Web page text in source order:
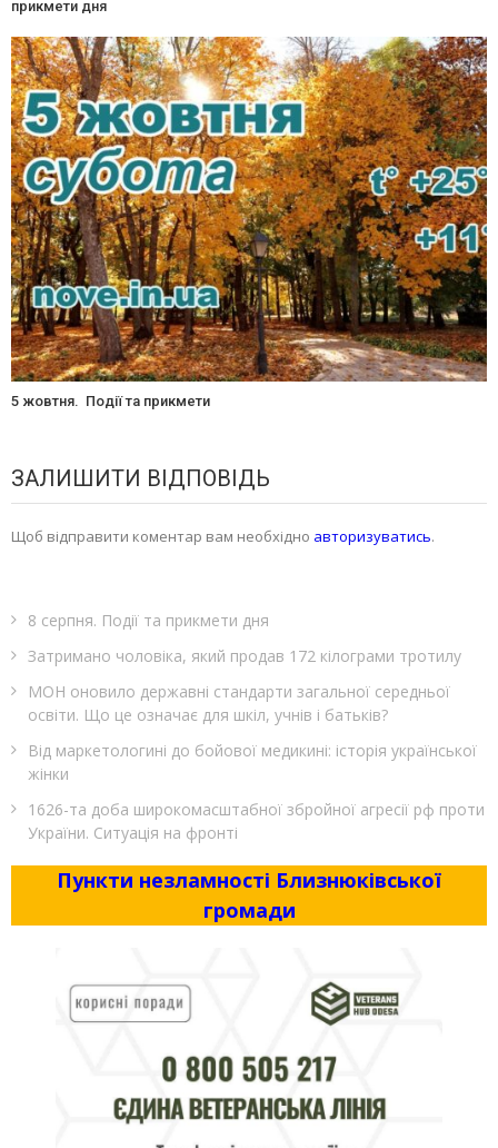
прикмети дня
5 жовтня. Події та прикмети
ЗАЛИШИТИ ВІДПОВІДЬ
Щоб відправити коментар вам необхідно авторизуватись.
8 серпня. Події та прикмети дня
Затримано чоловіка, який продав 172 кілограми тротилу
МОН оновило державні стандарти загальної середньої
освіти. Що це означає для шкіл, учнів і батьків?
Від маркетологині до бойової медикині: історія української
жінки
1626-та доба широкомасштабної збройної агресії рф проти
України. Ситуація на фронті
Пункти незламності Близнюківської
громади